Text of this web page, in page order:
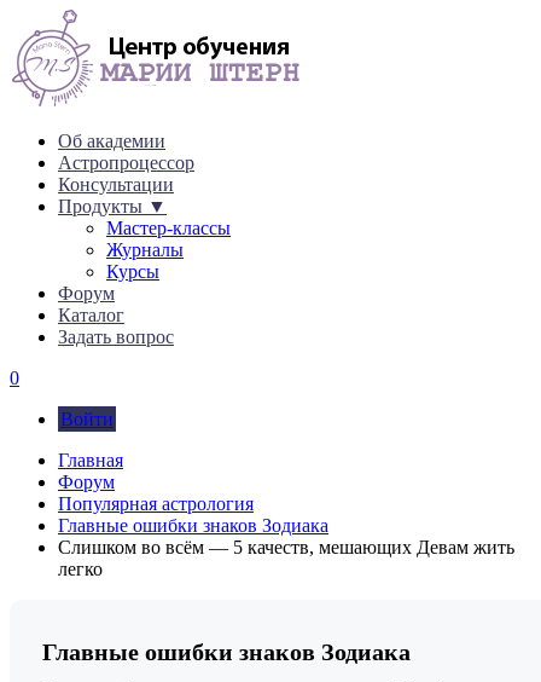
Об академии
Астропроцессор
Консультации
Продукты ▼
Мастер-классы
Журналы
Курсы
Форум
Каталог
Задать вопрос
0
Войти
Главная
Форум
Популярная астрология
Главные ошибки знаков Зодиака
Слишком во всём — 5 качеств, мешающих Девам жить
легко
Главные ошибки знаков Зодиака